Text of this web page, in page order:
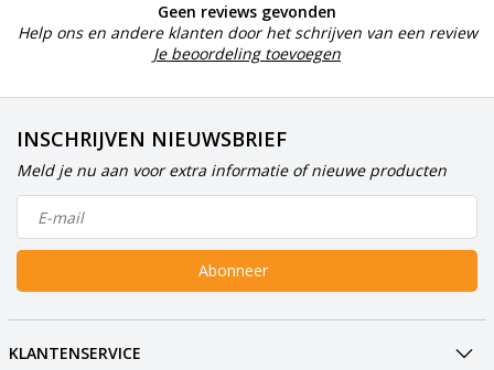
Geen reviews gevonden
Help ons en andere klanten door het schrijven van een review
Je beoordeling toevoegen
INSCHRIJVEN NIEUWSBRIEF
Meld je nu aan voor extra informatie of nieuwe producten
Abonneer
KLANTENSERVICE